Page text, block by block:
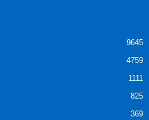
9645
4759
1111
825
369